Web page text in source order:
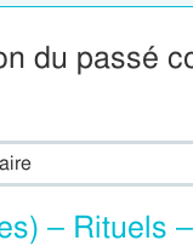
du passé
– Rituels